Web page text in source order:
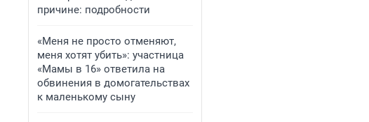
причине: подробности
«Меня не просто отменяют,
меня хотят убить»: участница
«Мамы в 16» ответила на
обвинения в домогательствах
к маленькому сыну